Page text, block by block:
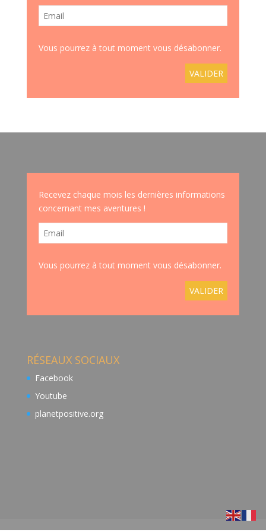
Vous pourrez à tout moment vous désabonner.
Recevez chaque mois les dernières informations
concernant mes aventures !
Vous pourrez à tout moment vous désabonner.
RÉSEAUX SOCIAUX
Facebook
Youtube
planetpositive.org